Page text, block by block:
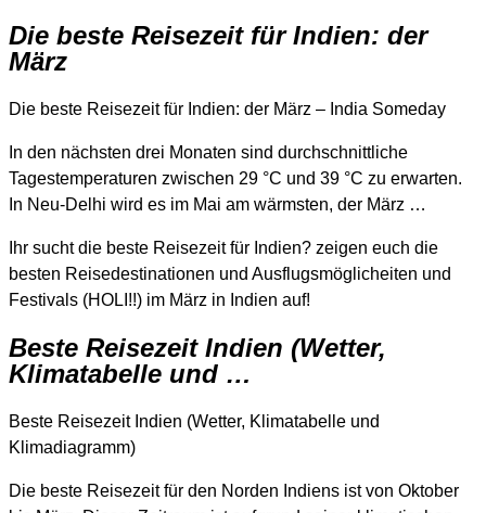
Die beste Reisezeit für Indien: der
März
Die beste Reisezeit für Indien: der März – India Someday
In den nächsten drei Monaten sind durchschnittliche
Tagestemperaturen zwischen 29 °C und 39 °C zu erwarten.
In Neu-Delhi wird es im Mai am wärmsten, der März …
Ihr sucht die beste Reisezeit für Indien? zeigen euch die
besten Reisedestinationen und Ausflugsmöglicheiten und
Festivals (HOLI!!) im März in Indien auf!
Beste Reisezeit Indien (Wetter,
Klimatabelle und …
Beste Reisezeit Indien (Wetter, Klimatabelle und
Klimadiagramm)
Die beste Reisezeit für den Norden Indiens ist von Oktober